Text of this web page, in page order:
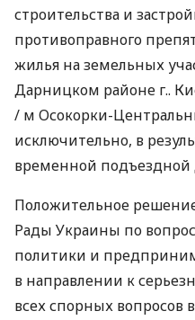
строительства и
противоправного
жилья на земельных
Дарницком районе г..
/ м Осокорки-
исключительно, в
временной подъездной
Положительное
Рады Украины по
политики и
в направлении к
всех спорных вопросов